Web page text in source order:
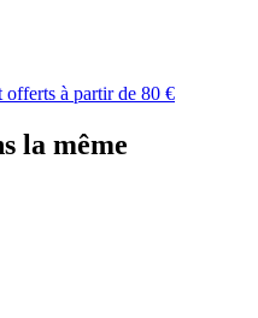
offerts à partir de 80 €
la même